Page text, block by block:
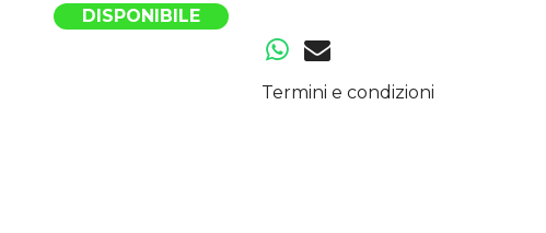
DISPONIBILE
Termini e condizioni